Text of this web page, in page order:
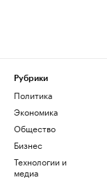
Рубрики
Политика
Экономика
Общество
Бизнес
Технологии и
медиа